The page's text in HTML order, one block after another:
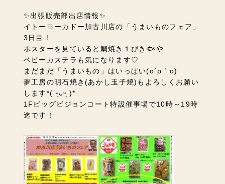
✨出張販売部出店情報✨
イトーヨーカドー加古川店の「うまいものフェア」
3日目！
ポスターを見ていると鯛焼き１ぴき🐟や
ベビーカステラも気になります♡
まだまだ「うまいもの」はいっぱい(o´ρ ｀ o)
夢工房の明石焼き(あかし玉子焼)もよろしくお願い
します*( ᵕ̤ᴗᵕ̤ )*
1Fビッグビジョンコート特設催事場で10時～19時
迄です！